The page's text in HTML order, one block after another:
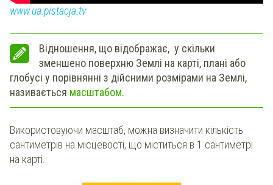
www.ua.pistacja.tv
Відношення, що відображає, у скільки
зменшено поверхню Землі на карті, плані або
глобусі у порівнянні з дійсними розмірами на Землі,
називається масштабом.
Використовуючи масштаб, можна визначити кількість
сантиметрів на місцевості, що міститься в 1 сантиметрі
на карті.